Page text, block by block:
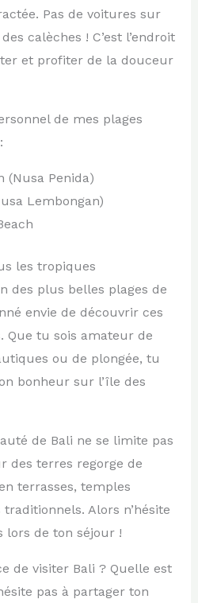
Pas de voitures sur
calèches ! C’est l’endroit
et profiter de la douceur
de mes plages
(Nusa Penida)
Lembongan)
les tropiques
des plus belles plages de
envie de découvrir ces
Que tu sois amateur de
ou de plongée, tu
bonheur sur l’île des
de Bali ne se limite pas
des terres regorge de
terrasses, temples
Alors n’hésite
lors de ton séjour !
de visiter Bali ? Quelle est
pas à partager ton